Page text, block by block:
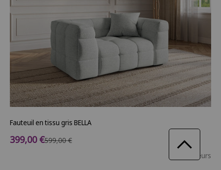
Fauteuil en tissu gris BELLA
Prix de vente
399,00 €Prix normal
599,00 €
5 couleurs